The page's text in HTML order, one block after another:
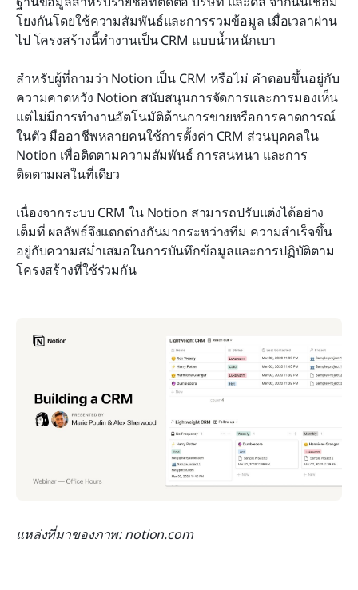
โยงกันโดยใช้ความสัมพันธ์และการรวมข้อมูล เมื่อเวลาผ่าน
ไป โครงสร้างนี้ทำงานเป็น CRM แบบน้ำหนักเบา
สำหรับผู้ที่ถามว่า Notion เป็น CRM หรือไม่ คำตอบขึ้นอยู่กับ
ความคาดหวัง Notion สนับสนุนการจัดการและการมองเห็น
แต่ไม่มีการทำงานอัตโนมัติด้านการขายหรือการคาดการณ์
ในตัว มืออาชีพหลายคนใช้การตั้งค่า CRM ส่วนบุคคลใน
Notion เพื่อติดตามความสัมพันธ์ การสนทนา และการ
ติดตามผลในที่เดียว
เนื่องจากระบบ CRM ใน Notion สามารถปรับแต่งได้อย่าง
เต็มที่ ผลลัพธ์จึงแตกต่างกันมากระหว่างทีม ความสำเร็จขึ้น
อยู่กับความสม่ำเสมอในการบันทึกข้อมูลและการปฏิบัติตาม
โครงสร้างที่ใช้ร่วมกัน
แหล่งที่มาของภาพ: notion.com